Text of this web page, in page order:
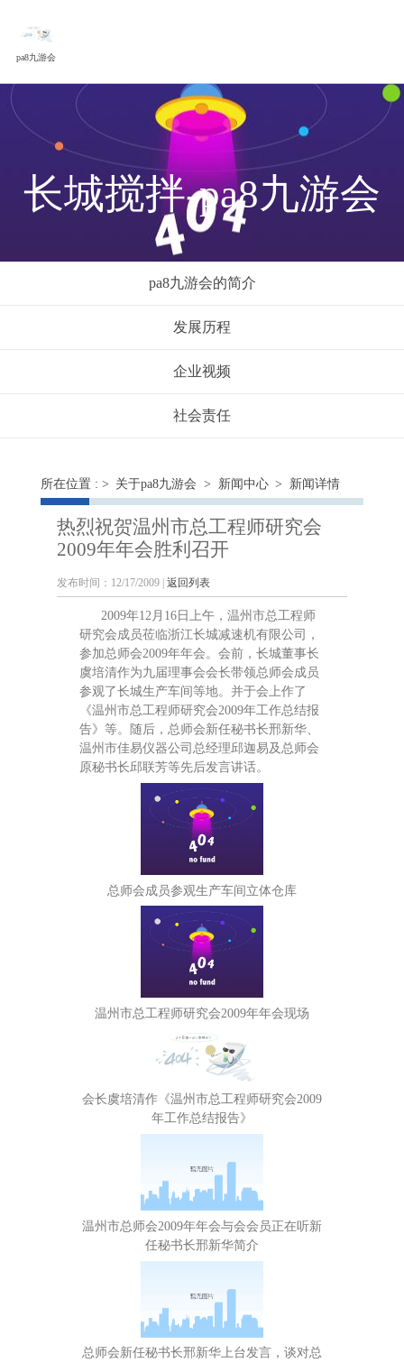
pa8九游会
长城搅拌-pa8九游会
pa8九游会的简介
发展历程
企业视频
社会责任
所在位置 : > 关于pa8九游会 > 新闻中心 > 新闻详情
热烈祝贺温州市总工程师研究会
2009年年会胜利召开
发布时间：12/17/2009 | 返回列表
2009年12月16日上午，温州市总工程师
研究会成员莅临浙江长城减速机有限公司，
参加总师会2009年年会。会前，长城董事长
虞培清作为九届理事会会长带领总师会成员
参观了长城生产车间等地。并于会上作了
《温州市总工程师研究会2009年工作总结报
告》等。随后，总师会新任秘书长邢新华、
温州市佳易仪器公司总经理邱迦易及总师会
原秘书长邱联芳等先后发言讲话。
总师会成员参观生产车间立体仓库
温州市总工程师研究会2009年年会现场
会长虞培清作《温州市总工程师研究会2009
年工作总结报告》
温州市总师会2009年年会与会会员正在听新
任秘书长邢新华简介
总师会新任秘书长邢新华上台发言，谈对总